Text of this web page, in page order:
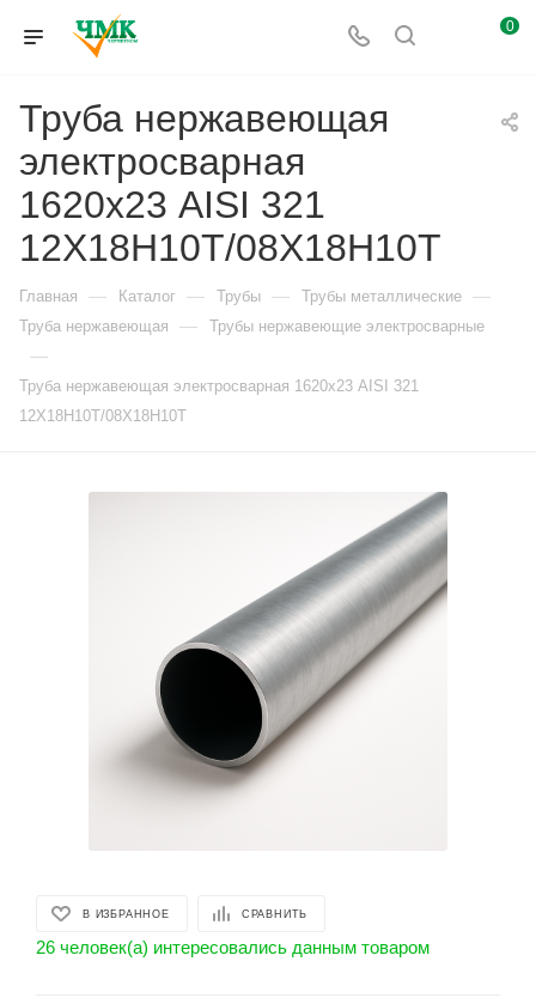
0
Труба нержавеющая
электросварная
1620х23 AISI 321
12Х18Н10Т/08Х18Н10Т
Главная — Каталог — Трубы — Трубы металлические —
Труба нержавеющая — Трубы нержавеющие электросварные
—
Труба нержавеющая электросварная 1620х23 AISI 321
12Х18Н10Т/08Х18Н10Т
В ИЗБРАННОЕ СРАВНИТЬ
26 человек(а) интересовались данным товаром